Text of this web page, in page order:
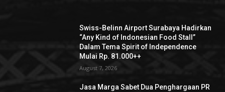
Swiss-Belinn Airport Surabaya Hadirkan
“Any Kind of Indonesian Food Stall”
Dalam Tema Spirit of Independence
Mulai Rp. 81.000++
August 7, 2026
Jasa Marga Sabet Dua Penghargaan PR